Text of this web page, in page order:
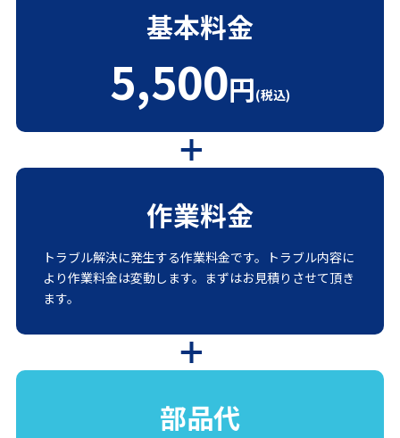
基本料金
5,500円(税込)
作業料金
トラブル解決に発生する作業料金です。トラブル内容に
より作業料金は変動します。まずはお見積りさせて頂き
ます。
部品代